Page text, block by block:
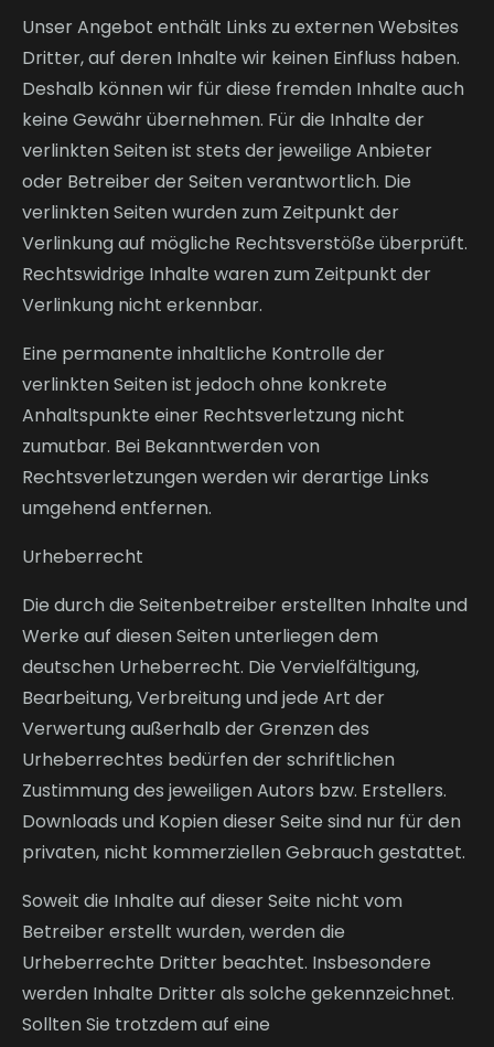
Unser Angebot enthält Links zu externen Websites
Dritter, auf deren Inhalte wir keinen Einfluss haben.
Deshalb können wir für diese fremden Inhalte auch
keine Gewähr übernehmen. Für die Inhalte der
verlinkten Seiten ist stets der jeweilige Anbieter
oder Betreiber der Seiten verantwortlich. Die
verlinkten Seiten wurden zum Zeitpunkt der
Verlinkung auf mögliche Rechtsverstöße überprüft.
Rechtswidrige Inhalte waren zum Zeitpunkt der
Verlinkung nicht erkennbar.
Eine permanente inhaltliche Kontrolle der
verlinkten Seiten ist jedoch ohne konkrete
Anhaltspunkte einer Rechtsverletzung nicht
zumutbar. Bei Bekanntwerden von
Rechtsverletzungen werden wir derartige Links
umgehend entfernen.
Urheberrecht
Die durch die Seitenbetreiber erstellten Inhalte und
Werke auf diesen Seiten unterliegen dem
deutschen Urheberrecht. Die Vervielfältigung,
Bearbeitung, Verbreitung und jede Art der
Verwertung außerhalb der Grenzen des
Urheberrechtes bedürfen der schriftlichen
Zustimmung des jeweiligen Autors bzw. Erstellers.
Downloads und Kopien dieser Seite sind nur für den
privaten, nicht kommerziellen Gebrauch gestattet.
Soweit die Inhalte auf dieser Seite nicht vom
Betreiber erstellt wurden, werden die
Urheberrechte Dritter beachtet. Insbesondere
werden Inhalte Dritter als solche gekennzeichnet.
Sollten Sie trotzdem auf eine